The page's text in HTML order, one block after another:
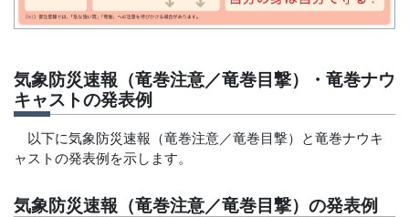
気象防災速報（竜巻注意／竜巻目撃）・竜巻ナウ
キャストの発表例
以下に気象防災速報（竜巻注意／竜巻目撃）と竜巻ナウキ
ャストの発表例を示します。
気象防災速報（竜巻注意／竜巻目撃）の発表例